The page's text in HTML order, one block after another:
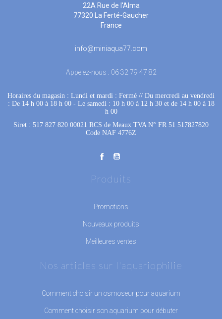
22A Rue de l'Alma
77320 La Ferté-Gaucher
France
info@miniaqua77.com
Appelez-nous : 06 32 79 47 82
Horaires du magasin : Lundi et mardi : Fermé // Du mercredi au vendredi
: De 14 h 00 à 18 h 00 - Le samedi : 10 h 00 à 12 h 30 et de 14 h 00 à 18
h 00
Siret : 517 827 820 00021 RCS de Meaux TVA N° FR 51 517827820
Code NAF 4776Z
Produits
Promotions
Nouveaux produits
Meilleures ventes
Nos articles sur l'aquariophilie
Comment choisir un osmoseur pour aquarium
Comment choisir son aquarium pour débuter